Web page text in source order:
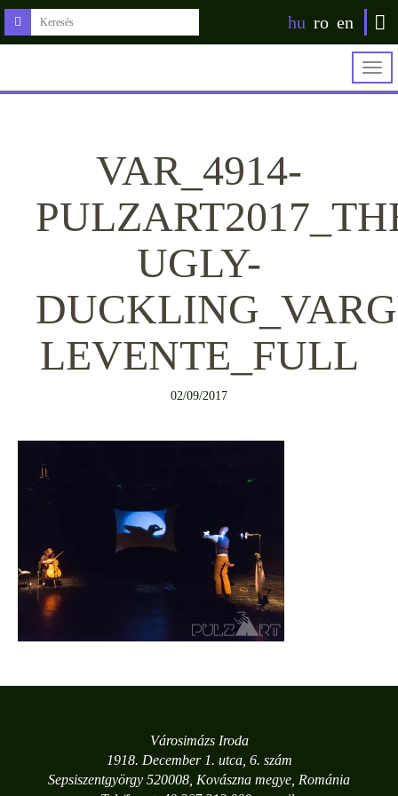
hu ro en
VAR_4914-
UGLY-
LEVENTE_FULL
02/09/2017
Városimázs Iroda
1918. December 1. utca, 6. szám
Sepsiszentgyörgy 520008, Kovászna megye, Románia